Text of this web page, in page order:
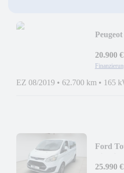
Peugeot
20.900 €
EZ 08/2019 • 62.700 km • 165
Ford
25.990 €